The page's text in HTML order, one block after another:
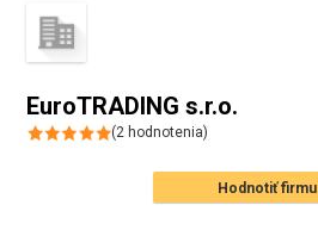
EuroTRADING s.r.o.
(2 hodnotenia)
Hodnotiť firmu